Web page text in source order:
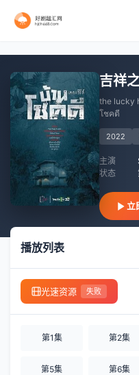
吉祥
the lucky
โชคดี
2022
主演
状态
立
播放列表
光速资源 失败
第1集 第2集
第5集 第6集
已完结
全集
完结
全集
全集
全集
完结
第24集已完结
全集
已完结